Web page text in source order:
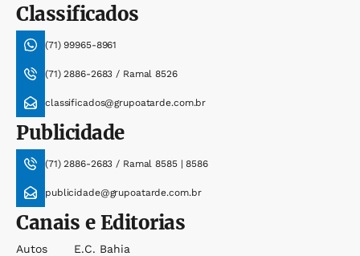
Classificados
(71) 99965-8961
(71) 2886-2683 / Ramal 8526
classificados@grupoatarde.com.br
Publicidade
(71) 2886-2683 / Ramal 8585 | 8586
publicidade@grupoatarde.com.br
Canais e Editorias
Autos
E.c. Bahia